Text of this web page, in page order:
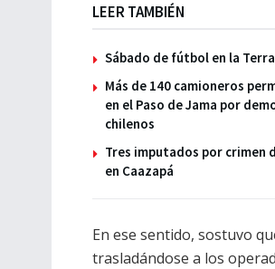
LEER TAMBIÉN
Sábado de fútbol en la
Más de 140 camioneros
en el Paso de Jama por
chilenos
Tres imputados por crimen
en Caazapá
En ese sentido, sostuvo
trasladándose a los